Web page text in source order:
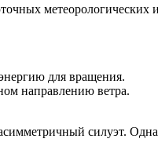
для вращения.
направлению ветра.
силуэт.